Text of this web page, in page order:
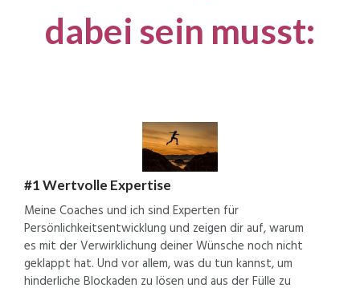
dabei sein musst:
#1 Wertvolle Expertise
Meine Coaches und ich sind Experten für
Persönlichkeitsentwicklung und zeigen dir auf, warum
es mit der Verwirklichung deiner Wünsche noch nicht
geklappt hat. Und vor allem, was du tun kannst, um
hinderliche Blockaden zu lösen und aus der Fülle zu